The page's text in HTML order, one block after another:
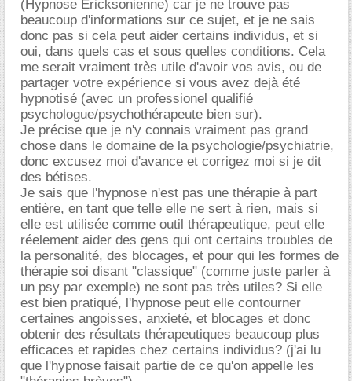
(Hypnose Ericksonienne) car je ne trouve pas
beaucoup d'informations sur ce sujet, et je ne sais
donc pas si cela peut aider certains individus, et si
oui, dans quels cas et sous quelles conditions. Cela
me serait vraiment très utile d'avoir vos avis, ou de
partager votre expérience si vous avez dejà été
hypnotisé (avec un professionel qualifié
psychologue/psychothérapeute bien sur).
Je précise que je n'y connais vraiment pas grand
chose dans le domaine de la psychologie/psychiatrie,
donc excusez moi d'avance et corrigez moi si je dit
des bétises.
Je sais que l'hypnose n'est pas une thérapie à part
entière, en tant que telle elle ne sert à rien, mais si
elle est utilisée comme outil thérapeutique, peut elle
réelement aider des gens qui ont certains troubles de
la personalité, des blocages, et pour qui les formes de
thérapie soi disant "classique" (comme juste parler à
un psy par exemple) ne sont pas très utiles? Si elle
est bien pratiqué, l'hypnose peut elle contourner
certaines angoisses, anxieté, et blocages et donc
obtenir des résultats thérapeutiques beaucoup plus
efficaces et rapides chez certains individus? (j'ai lu
que l'hypnose faisait partie de ce qu'on appelle les